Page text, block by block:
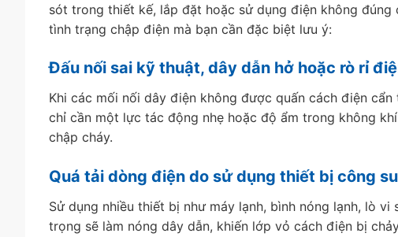
sót trong thiết kế, lắp đặt hoặc sử dụng điện không
tình trạng chập điện mà bạn cần đặc biệt lưu ý:
Đấu nối sai kỹ thuật, dây dẫn hở hoặc rò rỉ
Khi các mối nối dây điện không được quấn cách điện
chỉ cần một lực tác động nhẹ hoặc độ ẩm trong không
chập cháy.
Quá tải dòng điện do sử dụng thiết bị công
Sử dụng nhiều thiết bị như máy lạnh, bình nóng lạnh, lò
trọng sẽ làm nóng dây dẫn, khiến lớp vỏ cách điện bị